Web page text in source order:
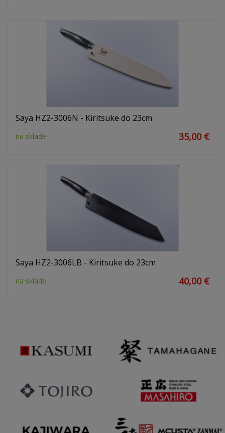
Saya HZ2-3006N - Kiritsuke do 23cm
na sklade 35,00 €
Saya HZ2-3006LB - Kiritsuke do 23cm
na sklade 40,00 €